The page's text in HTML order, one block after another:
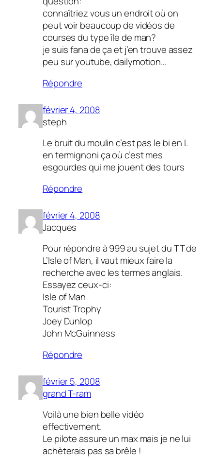
connaîtriez vous un endroit où on
peut voir beaucoup de vidéos de
courses du type île de man?
je suis fana de ça et j’en trouve assez
peu sur youtube, dailymotion…
Répondre
février 4, 2008
steph
Le bruit du moulin c’est pas le bi en L
en termignoni ça où c’est mes
esgourdes qui me jouent des tours
Répondre
février 4, 2008
Jacques
Pour répondre à 999 au sujet du TT de
L’Isle of Man, il vaut mieux faire la
recherche avec les termes anglais.
Essayez ceux-ci:
Isle of Man
Tourist Trophy
Joey Dunlop
John McGuinness
Répondre
février 5, 2008
grand T-ram
Voilà une bien belle vidéo
effectivement.
Le pilote assure un max mais je ne lui
achèterais pas sa brêle !